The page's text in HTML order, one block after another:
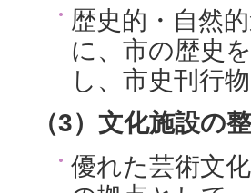
歴史的・自然
に、市の歴史
し、市史刊行
（3）文化施設の
優れた芸術文